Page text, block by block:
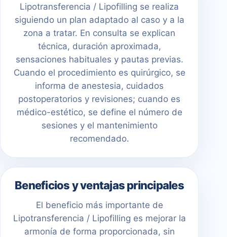
Lipotransferencia / Lipofilling se realiza
siguiendo un plan adaptado al caso y a la
zona a tratar. En consulta se explican
técnica, duración aproximada,
sensaciones habituales y pautas previas.
Cuando el procedimiento es quirúrgico, se
informa de anestesia, cuidados
postoperatorios y revisiones; cuando es
médico-estético, se define el número de
sesiones y el mantenimiento
recomendado.
Beneficios y ventajas principales
El beneficio más importante de
Lipotransferencia / Lipofilling es mejorar la
armonía de forma proporcionada, sin